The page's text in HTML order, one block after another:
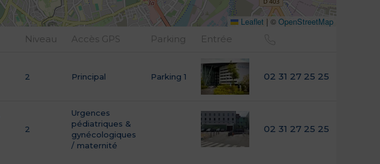
Leaflet | © OpenStreetMap
Niveau
Accès GPS Parking Entrée
2 Principal Parking 1 02 31 27 25 25
2
Urgences
pédiatriques &
gynécologiques
/ maternité
02 31 27 25 25